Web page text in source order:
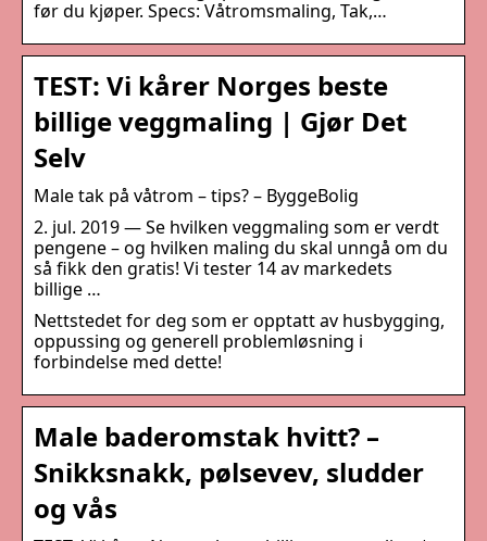
før du kjøper. Specs: Våtromsmaling, Tak,…
TEST: Vi kårer Norges beste
billige veggmaling | Gjør Det
Selv
Male tak på våtrom – tips? – ByggeBolig
2. jul. 2019 — Se hvilken veggmaling som er verdt
pengene – og hvilken maling du skal unngå om du
så fikk den gratis! Vi tester 14 av markedets
billige …
Nettstedet for deg som er opptatt av husbygging,
oppussing og generell problemløsning i
forbindelse med dette!
Male baderomstak hvitt? –
Snikksnakk, pølsevev, sludder
og vås